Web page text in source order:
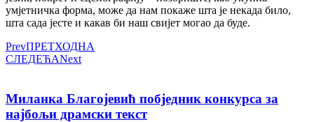
умјетничка форма, може да нам покаже шта је некада било,
шта сада јесте и какав би наш свијет могао да буде.
PrevПРЕТХОДНА
СЛЕДЕЋАNext
Миланка Благојевић побједник конкурса за
најбољи драмски текст